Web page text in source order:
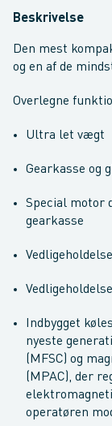
Beskrivelse
Den mest
og en af de
Overlegne
Ultra let vægt
Gearkasse og
Special motor
gearkasse
Indbygget
nyeste
(MFSC) og
(MPAC), der
operatøren